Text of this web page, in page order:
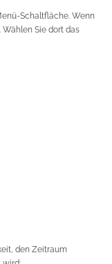
Schaltfläche. Wenn
Sie dort das
den Zeitraum